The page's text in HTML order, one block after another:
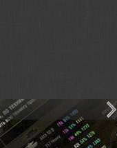
=> Вопросы